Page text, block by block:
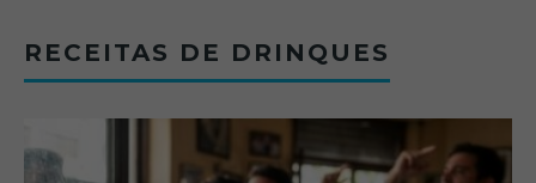
RECEITAS DE DRINQUES